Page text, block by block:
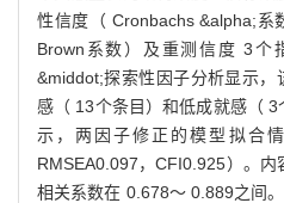
性信度（ Cronbachs &alpha;系
Brown系数）及重测信度 3个
&middot;探索性因子分析显示
感（ 13个条目）和低成就感（
示，两因子修正的模型拟合情
RMSEA0.097，CFI0.925）。
相关系数在 0.678～ 0.889之间